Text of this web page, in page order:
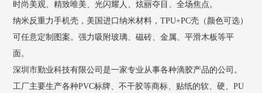
时尚美观、精致唯美、光闪耀人、炫丽夺目、全场焦点。
纳米反重力手机壳，美国进口纳米材料，TPU+PC壳（颜色可选）
可任意定制图案。强力吸附玻璃、磁砖、金属、平滑木板等平
面。
深圳市勤业科技有限公司是一家专业从事各种滴胶产品的公司。
工厂主要生产各种PVC标牌、不干胶等商标、贴纸的软、硬、PU